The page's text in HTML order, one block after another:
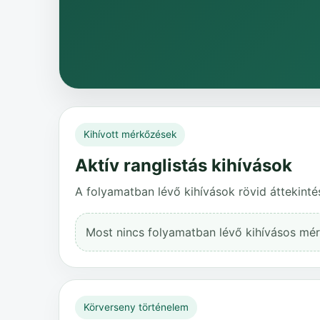
Kihívott mérkőzések
Aktív ranglistás kihívások
A folyamatban lévő kihívások rövid
Most nincs folyamatban lévő kihívásos
Körverseny történelem